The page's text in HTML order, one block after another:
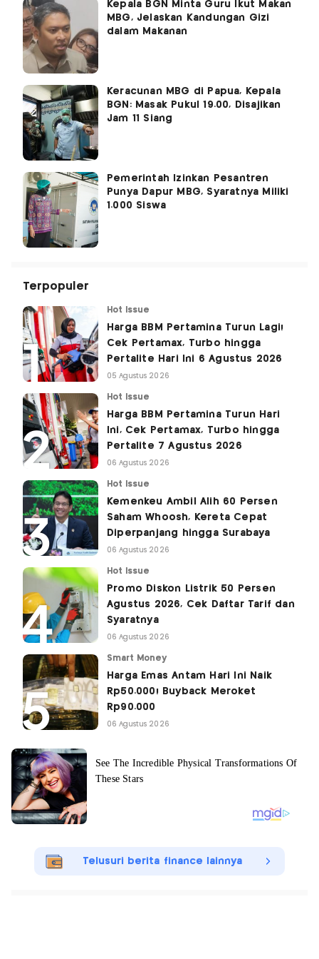
Kepala BGN Minta Guru Ikut Makan
MBG, Jelaskan Kandungan Gizi
dalam Makanan
Keracunan MBG di Papua, Kepala
BGN: Masak Pukul 19.00, Disajikan
Jam 11 Siang
Pemerintah Izinkan Pesantren
Punya Dapur MBG, Syaratnya Miliki
1.000 Siswa
Terpopuler
Hot Issue
Harga BBM Pertamina Turun Lagi!
Cek Pertamax, Turbo hingga
Pertalite Hari Ini 6 Agustus 2026
05 Agustus 2026
Hot Issue
Harga BBM Pertamina Turun Hari
Ini, Cek Pertamax, Turbo hingga
Pertalite 7 Agustus 2026
06 Agustus 2026
Hot Issue
Kemenkeu Ambil Alih 60 Persen
Saham Whoosh, Kereta Cepat
Diperpanjang hingga Surabaya
06 Agustus 2026
Hot Issue
Promo Diskon Listrik 50 Persen
Agustus 2026, Cek Daftar Tarif dan
Syaratnya
06 Agustus 2026
Smart Money
Harga Emas Antam Hari Ini Naik
Rp50.000! Buyback Meroket
Rp90.000
06 Agustus 2026
Telusuri berita finance lainnya